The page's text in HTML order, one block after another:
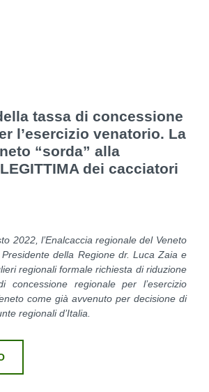
tassa di concessione
l’esercizio venatorio. La
“sorda” alla
LEGITTIMA dei cacciatori
2022, l’Enalcaccia regionale del Veneto
della Regione dr. Luca Zaia e
regionali formale richiesta di riduzione
concessione regionale per l’esercizio
come già avvenuto per decisione di
regionali d’Italia.